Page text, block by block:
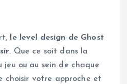
le level design de Ghost
. Que ce soit dans la
jeu ou au sein de chaque
choisir votre approche et